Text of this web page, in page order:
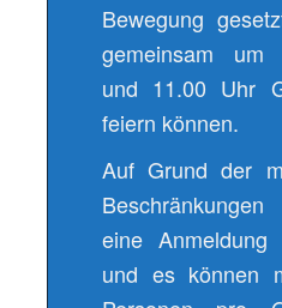
Bewegung
gemeinsam
und 11.00 Uhr
feiern können.
Auf Grund der
eine Anmeldung
und es können